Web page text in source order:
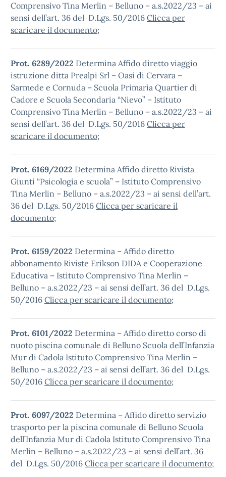
Comprensivo Tina Merlin – Belluno – a.s.2022/23 – ai
sensi dell’art. 36 del D.Lgs. 50/2016 Clicca per
scaricare il documento;
Prot. 6289/2022 Determina Affido diretto viaggio
istruzione ditta Prealpi Srl – Oasi di Cervara –
Sarmede e Cornuda – Scuola Primaria Quartier di
Cadore e Scuola Secondaria “Nievo” – Istituto
Comprensivo Tina Merlin – Belluno – a.s.2022/23 – ai
sensi dell’art. 36 del D.Lgs. 50/2016 Clicca per
scaricare il documento;
Prot. 6169/2022 Determina Affido diretto Rivista
Giunti “Psicologia e scuola” – Istituto Comprensivo
Tina Merlin – Belluno – a.s.2022/23 – ai sensi dell’art.
36 del D.Lgs. 50/2016 Clicca per scaricare il
documento;
Prot. 6159/2022 Determina – Affido diretto
abbonamento Riviste Erikson DIDA e Cooperazione
Educativa – Istituto Comprensivo Tina Merlin –
Belluno – a.s.2022/23 – ai sensi dell’art. 36 del D.Lgs.
50/2016 Clicca per scaricare il documento;
Prot. 6101/2022 Determina – Affido diretto corso di
nuoto piscina comunale di Belluno Scuola dell’Infanzia
Mur di Cadola Istituto Comprensivo Tina Merlin –
Belluno – a.s.2022/23 – ai sensi dell’art. 36 del D.Lgs.
50/2016 Clicca per scaricare il documento;
Prot. 6097/2022 Determina – Affido diretto servizio
trasporto per la piscina comunale di Belluno Scuola
dell’Infanzia Mur di Cadola Istituto Comprensivo Tina
Merlin – Belluno – a.s.2022/23 – ai sensi dell’art. 36
del D.Lgs. 50/2016 Clicca per scaricare il documento;